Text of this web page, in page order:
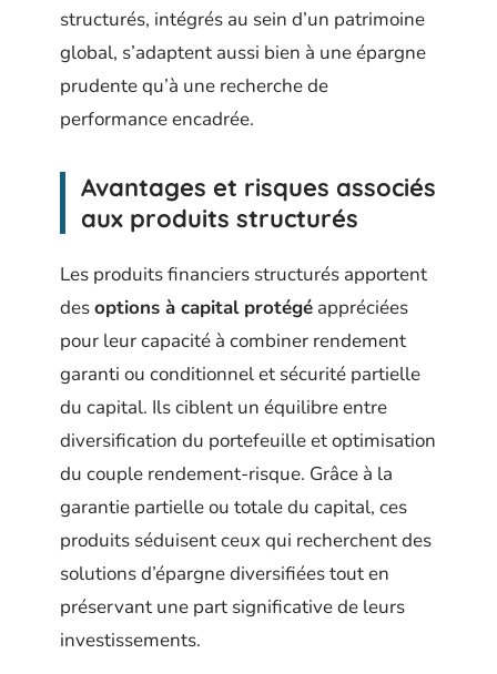
structurés, intégrés au sein d’un patrimoine
global, s’adaptent aussi bien à une épargne
prudente qu’à une recherche de
performance encadrée.
Avantages et risques associés
aux produits structurés
Les produits financiers structurés apportent
desoptions à capital protégé appréciées
pour leur capacité à combiner rendement
garanti ou conditionnel et sécurité partielle
du capital. Ils ciblent un équilibre entre
diversification du portefeuille et optimisation
du couple rendement-risque. Grâce à la
garantie partielle ou totale du capital, ces
produits séduisent ceux qui recherchent des
solutions d’épargne diversifiées tout en
préservant une part significative de leurs
investissements.